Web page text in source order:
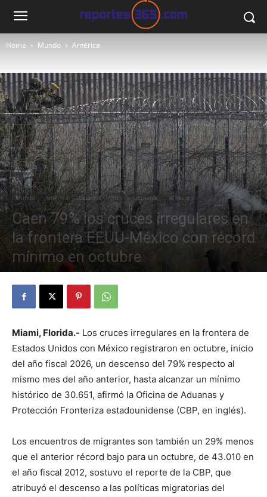
Home Mundo América
Mundo América Estados Unidos Gobierno México
Caen 79% los cruces irregulares en
la frontera EEUU-México con récord
mínimo en octubre
By Julio Valdez - noviembre 6, 2025 25
Miami, Florida.- Los cruces irregulares en la frontera de
Estados Unidos con México registraron en octubre, inicio
del año fiscal 2026, un descenso del 79% respecto al
mismo mes del año anterior, hasta alcanzar un mínimo
histórico de 30.651, afirmó la Oficina de Aduanas y
Protección Fronteriza estadounidense (CBP, en inglés).
Los encuentros de migrantes son también un 29% menos
que el anterior récord bajo para un octubre, de 43.010 en
el año fiscal 2012, sostuvo el reporte de la CBP, que
atribuyó el descenso a las políticas migratorias del